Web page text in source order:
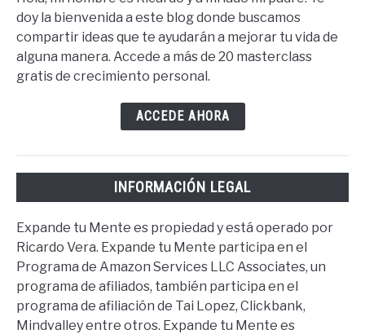
doy la bienvenida a este blog donde buscamos
compartir ideas que te ayudarán a mejorar tu vida de
alguna manera. Accede a más de 20 masterclass
gratis de crecimiento personal.
ACCEDE AHORA
INFORMACIÓN LEGAL
Expande tu Mente es propiedad y está operado por
Ricardo Vera. Expande tu Mente participa en el
Programa de Amazon Services LLC Associates, un
programa de afiliados, también participa en el
programa de afiliación de Tai Lopez, Clickbank,
Mindvalley entre otros. Expande tu Mente es